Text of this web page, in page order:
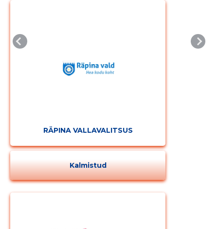
RÄPINA VALLAVALITSUS
Kalmistud